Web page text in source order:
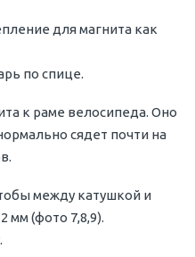
для магнита как
по спице.
к раме велосипеда. Оно
сядет почти на
между катушкой и
мм (фото 7,8,9).